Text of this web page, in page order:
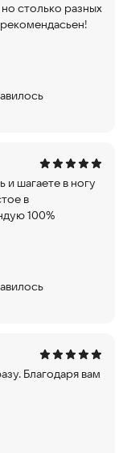
столько разных
и шагаете в ногу
в
100%
Благодаря вам